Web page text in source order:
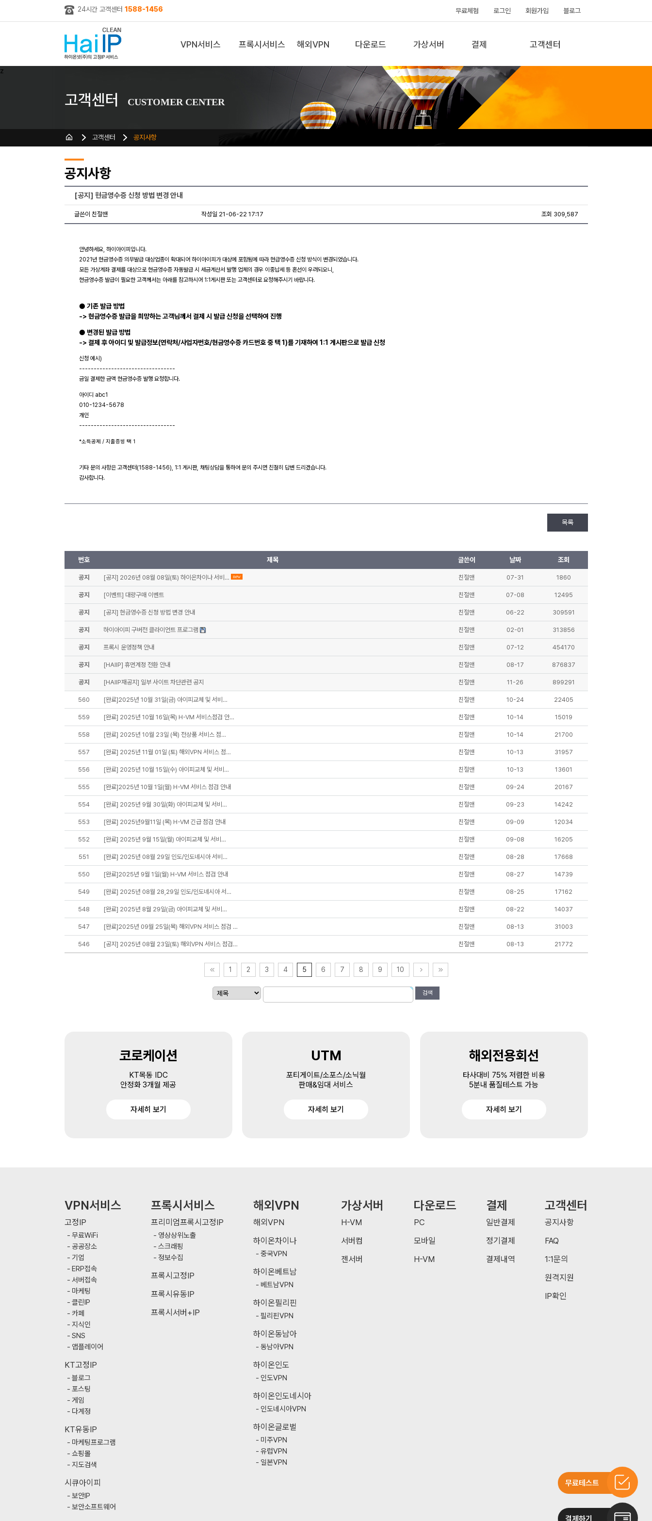
24시간 고객센터 1588-1456 무료체험 로그인 회원가입 블로그
VPN서비스 프록시서비스 해외VPN 다운로드 가상서버 결제 고객센터
z
고객센터 CUSTOMER CENTER
고객센터 공지사항
공지사항
[공지] 현금영수증 신청 방법 변경 안내
글쓴이 친절맨 작성일 21-06-22 17:17 조회 309,587
안녕하세요, 하이아이피입니다.
2021년 현금영수증 의무발급 대상업종이 확대되어 하이아이피가 대상에 포함됨에 따라 현급영수증 신청 방식이 변경되었습니다.
모든 가상계좌 결제를 대상으로 현금영수증 자동발급 시 세금계산서 발행 업체의 경우 이중납세 등 혼선이 우려되오니,
현금영수증 발급이 필요한 고객께서는 아래를 참고하시어 1:1게시판 또는 고객센터로 요청해주시기 바랍니다.
● 기존 발급 방법
-> 현금영수증 발급을 희망하는 고객님께서 결제 시 발급 신청을 선택하여 진행
● 변경된 발급 방법
-> 결제 후 아이디 및 발급정보(연락처/사업자번호/현금영수증 카드번호 중 택 1)를 기재하여 1:1 게시판으로 발급 신청
신청 예시)
---------------------------------
금일 결제한 금액 현금영수증 발행 요청합니다.
아이디 abc1
010-1234-5678
개인
---------------------------------
*소득공제 / 지출증빙 택 1
기타 문의 사항은 고객센터(1588-1456), 1:1 게시판, 채팅상담을 통하여 문의 주시면 친절히 답변 드리겠습니다.
감사합니다.
목록
번호 제목 글쓴이 날짜 조회
공지 [공지] 2026년 08월 08일(토) 하이온차이나 서비… new 친절맨 07-31 1860
공지 [이벤트] 대량구매 이벤트 친절맨 07-08 12495
공지 [공지] 현금영수증 신청 방법 변경 안내 친절맨 06-22 309591
공지 하이아이피 구버전 클라이언트 프로그램 친절맨 02-01 313856
공지 프록시 운영정책 안내 친절맨 07-12 454170
공지 [HAIIP] 휴먼계정 전환 안내 친절맨 08-17 876837
공지 [HAIIP재공지] 일부 사이트 차단관련 공지 친절맨 11-26 899291
560 [완료]2025년 10월 31일(금) 아이피교체 및 서비… 친절맨 10-24 22405
559 [완료] 2025년 10월 16일(목) H-VM 서비스점검 안… 친절맨 10-14 15019
558 [완료] 2025년 10월 23일 (목) 전상품 서비스 점… 친절맨 10-14 21700
557 [완료] 2025년 11월 01일 (토) 해외VPN 서비스 점… 친절맨 10-13 31957
556 [완료] 2025년 10월 15일(수) 아이피교체 및 서비… 친절맨 10-13 13601
555 [완료]2025년 10월 1일(월) H-VM 서비스 점검 안내 친절맨 09-24 20167
554 [완료] 2025년 9월 30일(화) 아이피교체 및 서비… 친절맨 09-23 14242
553 [완료] 2025년9월11일 (목) H-VM 긴급 점검 안내 친절맨 09-09 12034
552 [완료] 2025년 9월 15일(월) 아이피교체 및 서비… 친절맨 09-08 16205
551 [완료] 2025년 08월 29일 인도/인도네시아 서비… 친절맨 08-28 17668
550 [완료]2025년 9월 1일(월) H-VM 서비스 점검 안내 친절맨 08-27 14739
549 [완료] 2025년 08월 28,29일 인도/인도네시아 서… 친절맨 08-25 17162
548 [완료] 2025년 8월 29일(금) 아이피교체 및 서비… 친절맨 08-22 14037
547 [완료]2025년 09월 25일(목) 해외VPN 서비스 점검 … 친절맨 08-13 31003
546 [공지] 2025년 08월 23일(토) 해외VPN 서비스 점검… 친절맨 08-13 21772
1 2 3 4 5 6 7 8 9 10
검색
코로케이션
KT목동 IDC
안정화 3개월 제공
자세히 보기
UTM
포티게이트/소포스/소닉월
판매&임대 서비스
자세히 보기
해외전용회선
타사대비 75% 저렴한 비용
5분내 품질테스트 가능
자세히 보기
VPN서비스
고정IP
무료WiFi
공공장소
기업
ERP접속
서버접속
마케팅
클린IP
카페
지식인
SNS
앱플레이어
KT고정IP
블로그
포스팅
게임
다계정
KT유동IP
마케팅프로그램
쇼핑몰
지도검색
시큐아이피
보안IP
보안소프트웨어
프록시서비스
프리미엄프록시고정IP
영상상위노출
스크래핑
정보수집
프록시고정IP
프록시유동IP
프록시서버+IP
해외VPN
해외VPN
하이온차이나
중국VPN
하이온베트남
베트남VPN
하이온필리핀
필리핀VPN
하이온동남아
동남아VPN
하이온인도
인도VPN
하이온인도네시아
인도네시아VPN
하이온글로벌
미주VPN
유럽VPN
일본VPN
가상서버
H-VM
서버컴
젠서버
다운로드
PC
모바일
H-VM
결제
일반결제
정기결제
결제내역
고객센터
공지사항
FAQ
1:1문의
원격지원
IP확인
무료테스트
결제하기